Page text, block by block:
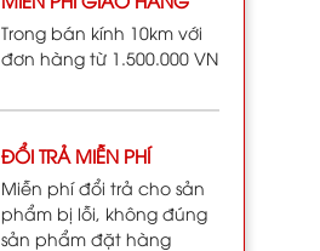
Trong bán kính 10km với
đơn hàng từ 1.500.000 VN
ĐỔI TRẢ MIỄN PHÍ
Miễn phí đổi trả cho sản
phẩm bị lỗi, không đúng
sản phẩm đặt hàng